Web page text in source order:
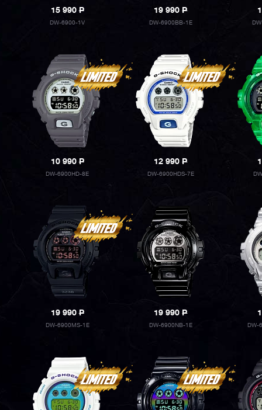
15 990P
DW-6900-1V
19 990P
DW-6900BB-1E
10 990P
DW-6900HD-8E
12 990P
DW-6900HDS-7E
19 990P
DW-6900MS-1E
19 990P
DW-6900NB-1E DW-